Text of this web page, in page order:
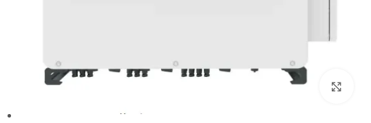
برای بزرگنمایی کلیک کنید